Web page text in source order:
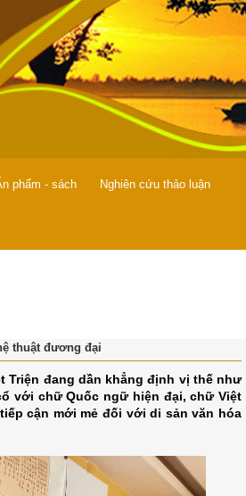
phẩm - sách Nghiên cứu thảo luận
thuật đương đại
Triện đang dần khẳng định vị thế như
với chữ Quốc ngữ hiện đại, chữ Việt
cận mới mẻ đối với di sản văn hóa